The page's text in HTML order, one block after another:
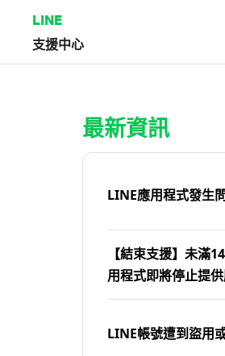
LINE
支援中心
最新資訊
LINE應用程式發生
【結束支援】未滿
用程式即將停止提
LINE帳號遭到盜用